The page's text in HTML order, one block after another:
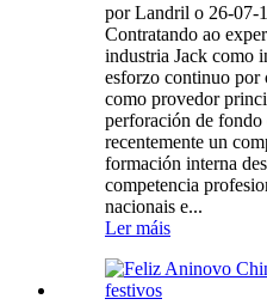
por Landril o 26-07-
Contratando ao
industria Jack como
esforzo continuo por
como provedor
perforación de
recentemente un
formación interna
competencia
nacionais e...
Ler máis